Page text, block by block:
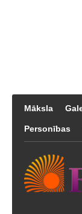
Māksla
Personības